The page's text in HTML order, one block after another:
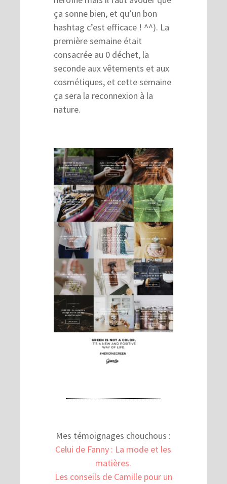
ça sonne bien, et qu’un bon
hashtag c’est efficace ! ^^). La
première semaine était
consacrée au 0 déchet, la
seconde aux vêtements et aux
cosmétiques, et cette semaine
ça sera la reconnexion à la
nature.
Mes témoignages chouchous :
Celui de Fanny : La mode et les
matières.
Les conseils de Camille pour un